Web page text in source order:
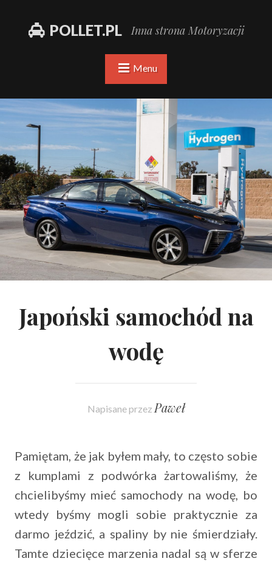
POLLET.PL Inna strona Motoryzacji
Menu
Japoński samochód na
wodę
Napisane przez Paweł
Pamiętam, że jak byłem mały, to często sobie
z kumplami z podwórka żartowaliśmy, że
chcielibyśmy mieć samochody na wodę, bo
wtedy byśmy mogli sobie praktycznie za
darmo jeździć, a spaliny by nie śmierdziały.
Tamte dziecięce marzenia nadal są w sferze